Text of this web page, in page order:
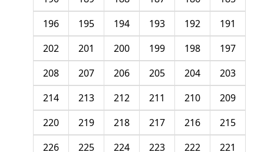
191
192
193
194
195
196
197
198
199
200
201
202
203
204
205
206
207
208
209
210
211
212
213
214
215
216
217
218
219
220
221
222
223
224
225
226